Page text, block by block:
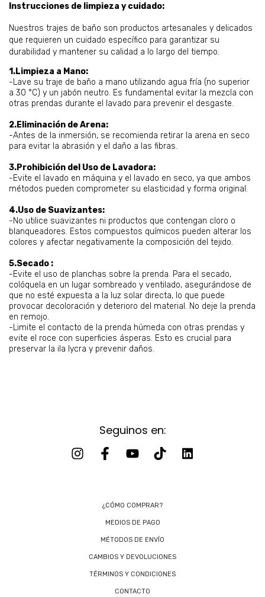
Instrucciones de limpieza y cuidado:
Nuestros trajes de baño son productos artesanales y delicados
que requieren un cuidado específico para garantizar su
durabilidad y mantener su calidad a lo largo del tiempo.
1.Limpieza a Mano:
-Lave su traje de baño a mano utilizando agua fría (no superior
a 30 °C) y un jabón neutro. Es fundamental evitar la mezcla con
otras prendas durante el lavado para prevenir el desgaste.
2.Eliminación de Arena:
-Antes de la inmersión, se recomienda retirar la arena en seco
para evitar la abrasión y el daño a las fibras.
3.Prohibición del Uso de Lavadora:
-Evite el lavado en máquina y el lavado en seco, ya que ambos
métodos pueden comprometer su elasticidad y forma original.
4.Uso de Suavizantes:
-No utilice suavizantes ni productos que contengan cloro o
blanqueadores. Estos compuestos químicos pueden alterar los
colores y afectar negativamente la composición del tejido.
5.Secado :
-Evite el uso de planchas sobre la prenda. Para el secado,
colóquela en un lugar sombreado y ventilado, asegurándose de
que no esté expuesta a la luz solar directa, lo que puede
provocar decoloración y deterioro del material. No deje la prenda
en remojo.
-Limite el contacto de la prenda húmeda con otras prendas y
evite el roce con superficies ásperas. Esto es crucial para
preservar la ila lycra y prevenir daños.
Seguinos en:
¿CÓMO COMPRAR?
MEDIOS DE PAGO
MÉTODOS DE ENVÍO
CAMBIOS Y DEVOLUCIONES
TÉRMINOS Y CONDICIONES
CONTACTO